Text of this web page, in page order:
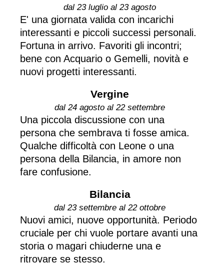
dal 23 luglio al 23 agosto
E' una giornata valida con incarichi
interessanti e piccoli successi personali.
Fortuna in arrivo. Favoriti gli incontri;
bene con Acquario o Gemelli, novità e
nuovi progetti interessanti.
Vergine
dal 24 agosto al 22 settembre
Una piccola discussione con una
persona che sembrava ti fosse amica.
Qualche difficoltà con Leone o una
persona della Bilancia, in amore non
fare confusione.
Bilancia
dal 23 settembre al 22 ottobre
Nuovi amici, nuove opportunità. Periodo
cruciale per chi vuole portare avanti una
storia o magari chiuderne una e
ritrovare se stesso.